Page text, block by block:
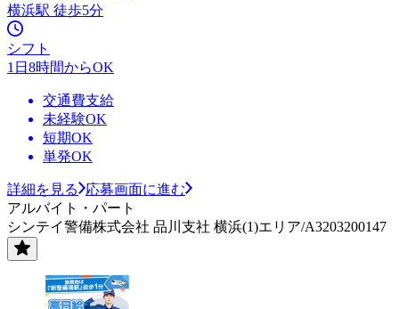
横浜駅 徒歩5分
シフト
1日8時間からOK
交通費支給
未経験OK
短期OK
単発OK
詳細を見る
応募画面に進む
アルバイト・パート
シンテイ警備株式会社 品川支社 横浜(1)エリア/A3203200147